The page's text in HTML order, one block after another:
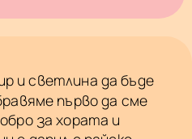
и светлина да бъде
първо да сме
за хората и